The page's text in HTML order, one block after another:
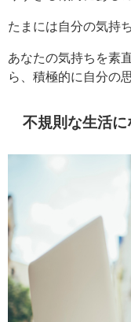
たまには自分の気持
あなたの気持ちを素
ら、積極的に自分の
不規則な生活に